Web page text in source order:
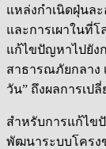
แหล่งกำเนิดฝุ่นล
และการเผาในที่โ
แก้ไขปัญหาไปยัง
สาธารณภัยกลาง
วัน” ถึงผลการเป
สำหรับการแก้ไข
พัฒนาระบบโครง